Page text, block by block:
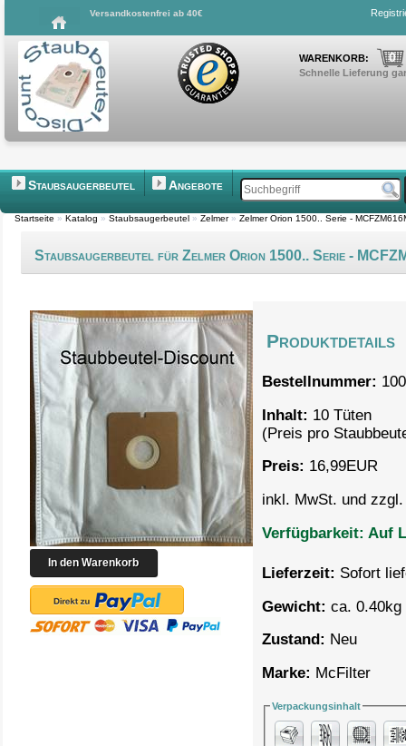
Versandkostenfrei ab 40€
WARENKORB: 0
Schnelle Lieferung
Staubsaugerbeutel Angebote
Startseite » Katalog » Staubsaugerbeutel » Zelmer » Zelmer Orion 1500.. Serie -
Staubsaugerbeutel für Zelmer Orion 1500.. Serie -
Produktdetails
Bestellnummer:
Inhalt: 10 Tüten
(Preis pro
Preis: 16,99EUR
inkl. MwSt. und
Verfügbarkeit: Auf
Lieferzeit: Sofort
Gewicht: ca. 0.40kg
Zustand: Neu
Marke: McFilter
Verpackungsinhalt